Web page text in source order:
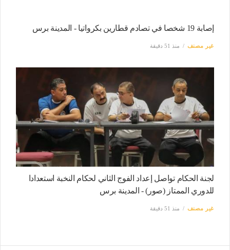
إصابة 19 شخصا في تصادم قطارين بكرواتيا - المدينة برس
غير مصنف منذ 51 دقيقة
لجنة الحكام تواصل إعداد الفوج الثاني لحكام النخبة استعدادا
للدوري الممتاز (صور) - المدينة برس
غير مصنف منذ 51 دقيقة